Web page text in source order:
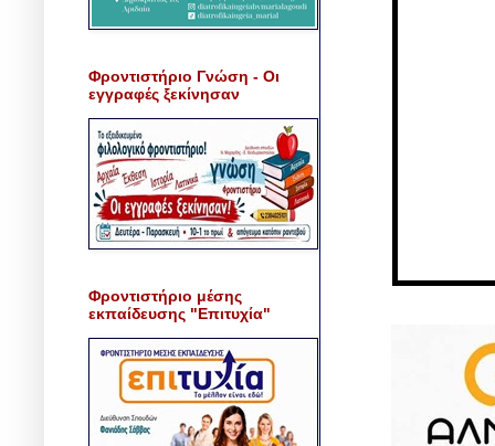
Φροντιστήριο Γνώση - Οι
εγγραφές ξεκίνησαν
Φροντιστήριο μέσης
εκπαίδευσης "Επιτυχία"